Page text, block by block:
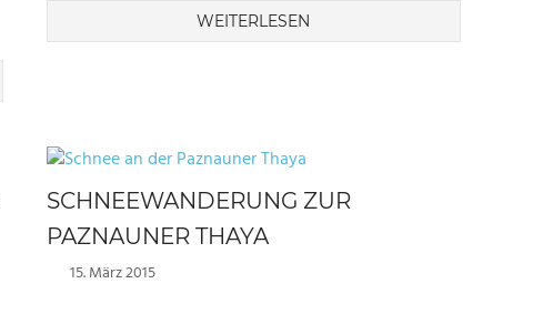
WEITERLESEN
SCHNEEWANDERUNG ZUR
PAZNAUNER THAYA
15. März 2015